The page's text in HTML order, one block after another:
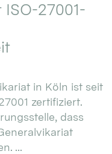
27001-
in Köln ist seit
zertifiziert.
dass
...